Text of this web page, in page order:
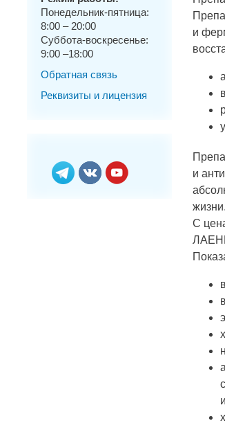
Понедельник-пятница:
8:00 – 20:00
Суббота-воскресенье:
9:00 –18:00
Обратная связь
Реквизиты и лицензия
и
и
жизни.
С